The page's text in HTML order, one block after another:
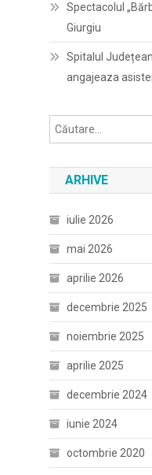
Spectacolul
Giurgiu
Spitalul
angajeaza
ARHIVE
iulie 2026
mai 2026
aprilie 2026
decembrie 2025
noiembrie 2025
aprilie 2025
decembrie 2024
iunie 2024
octombrie 2020